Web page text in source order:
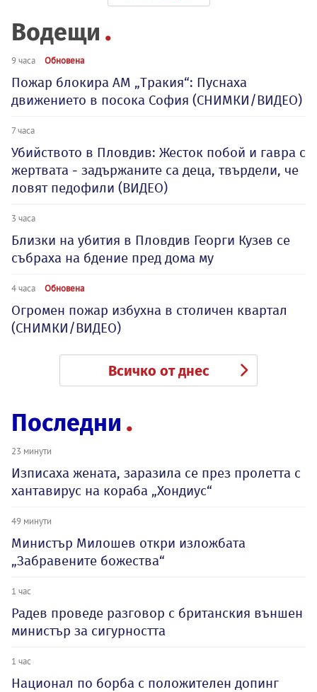
Водещи
9 часа Обновена
Пожар блокира АМ „Тракия“: Пуснаха
движението в посока София (СНИМКИ/ВИДЕО)
7 часа
Убийството в Пловдив: Жесток побой и гавра с
жертвата - задържаните са деца, твърдели, че
ловят педофили (ВИДЕО)
3 часа
Близки на убития в Пловдив Георги Кузев се
събраха на бдение пред дома му
4 часа Обновена
Огромен пожар избухна в столичен квартал
(СНИМКИ/ВИДЕО)
Всичко от днес
Последни
23 минути
Изписаха жената, заразила се през пролетта с
хантавирус на кораба „Хондиус“
49 минути
Министър Милошев откри изложбата
„Забравените божества“
1 час
Радев проведе разговор с британския външен
министър за сигурността
1 час
Национал по борба с положителен допинг